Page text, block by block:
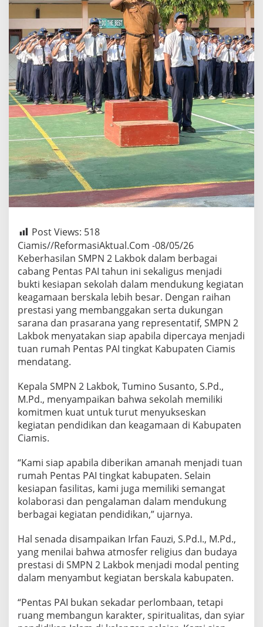
Post Views: 518
Ciamis//ReformasiAktual.Com -08/05/26
Keberhasilan SMPN 2 Lakbok dalam berbagai
cabang Pentas PAI tahun ini sekaligus menjadi
bukti kesiapan sekolah dalam mendukung kegiatan
keagamaan berskala lebih besar. Dengan raihan
prestasi yang membanggakan serta dukungan
sarana dan prasarana yang representatif, SMPN 2
Lakbok menyatakan siap apabila dipercaya menjadi
tuan rumah Pentas PAI tingkat Kabupaten Ciamis
mendatang.
Kepala SMPN 2 Lakbok, Tumino Susanto, S.Pd.,
M.Pd., menyampaikan bahwa sekolah memiliki
komitmen kuat untuk turut menyukseskan
kegiatan pendidikan dan keagamaan di Kabupaten
Ciamis.
“Kami siap apabila diberikan amanah menjadi tuan
rumah Pentas PAI tingkat kabupaten. Selain
kesiapan fasilitas, kami juga memiliki semangat
kolaborasi dan pengalaman dalam mendukung
berbagai kegiatan pendidikan,” ujarnya.
Hal senada disampaikan Irfan Fauzi, S.Pd.I., M.Pd.,
yang menilai bahwa atmosfer religius dan budaya
prestasi di SMPN 2 Lakbok menjadi modal penting
dalam menyambut kegiatan berskala kabupaten.
“Pentas PAI bukan sekadar perlombaan, tetapi
ruang membangun karakter, spiritualitas, dan syiar